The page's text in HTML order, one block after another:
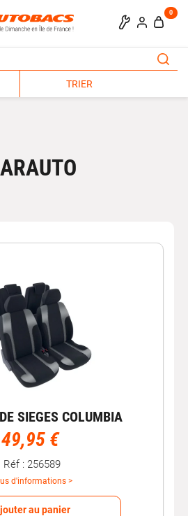
0
TRIER
SIEGES COLUMBIA
49,95 €
Réf : 256589
d'informations >
au panier